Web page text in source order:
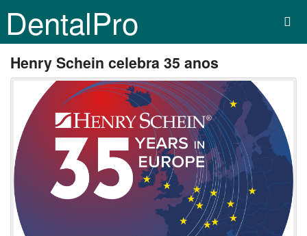
DentalPro
Henry Schein celebra 35 anos